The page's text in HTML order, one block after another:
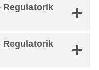
Regulatorik
Regulatorik